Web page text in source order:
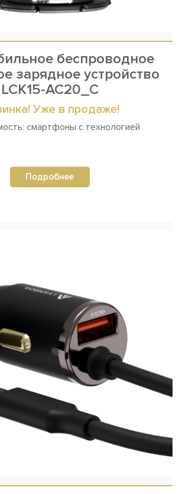
беспроводное
зарядное устройство
LCK15-AC20_C
Уже в продаже!
смартфоны с технологией
Подробнее